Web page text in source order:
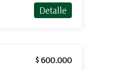
Detalle
$ 600.000